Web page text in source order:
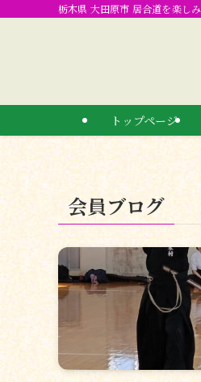
栃木県 大田原市 居合道を楽し
トップページ
会員ブログ